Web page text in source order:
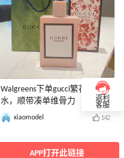
Walgreens下单gucci繁花香
水，顺带凑单维骨力
xiaomodel 142
返利
客服
APP打开此链接